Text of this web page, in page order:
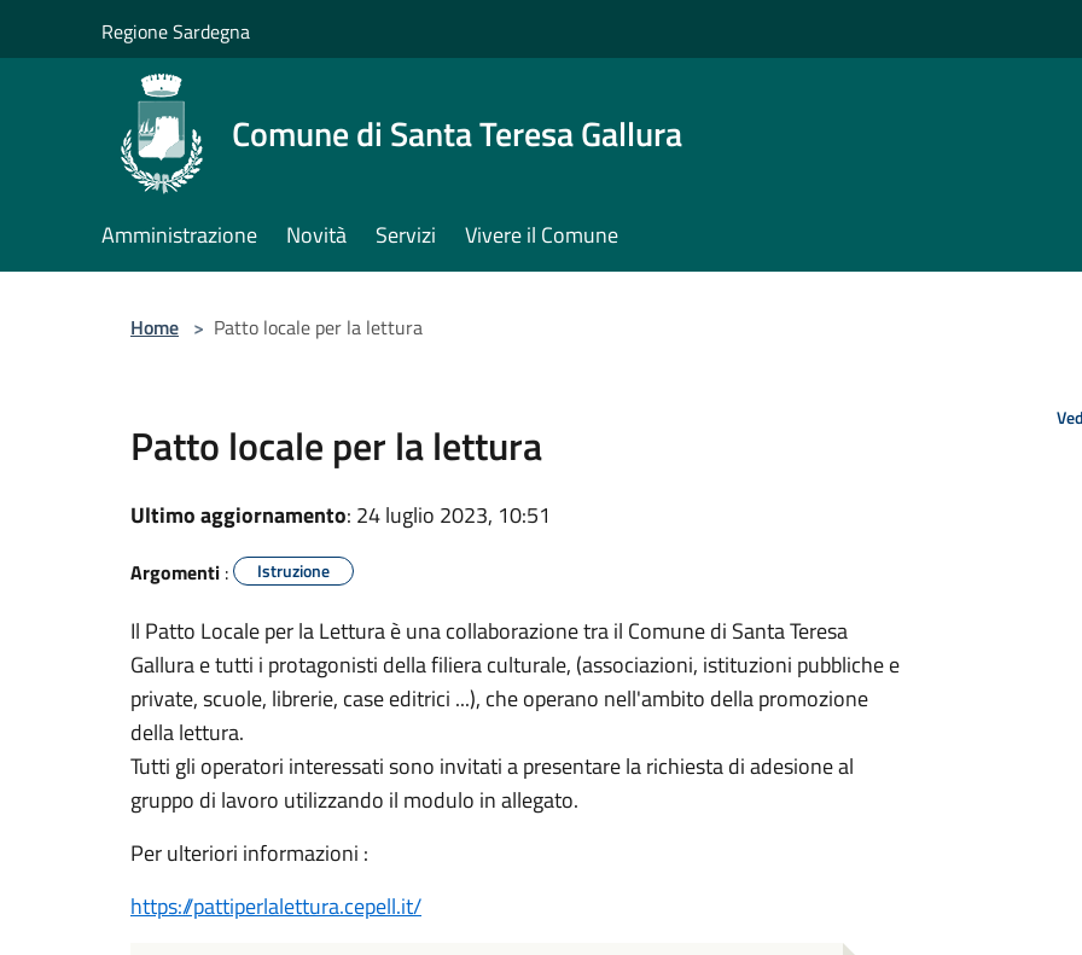
Regione Sardegna
Comune di Santa Teresa Gallura
Amministrazione Novità Servizi Vivere il Comune
Home > Patto locale per la lettura
Patto locale per la lettura
Ultimo aggiornamento: 24 luglio 2023, 10:51
Argomenti : Istruzione
Il Patto Locale per la Lettura è una collaborazione tra il Comune di Santa Teresa
Gallura e tutti i protagonisti della filiera culturale, (associazioni, istituzioni pubbliche e
private, scuole, librerie, case editrici ...), che operano nell'ambito della promozione
della lettura.
Tutti gli operatori interessati sono invitati a presentare la richiesta di adesione al
gruppo di lavoro utilizzando il modulo in allegato.
Per ulteriori informazioni :
https://pattiperlalettura.cepell.it/